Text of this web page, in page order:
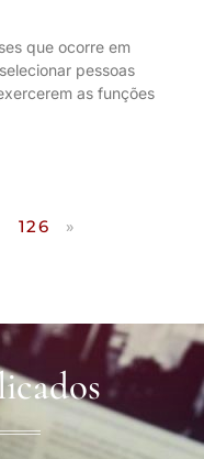
que ocorre em
pessoas
as funções
126 »